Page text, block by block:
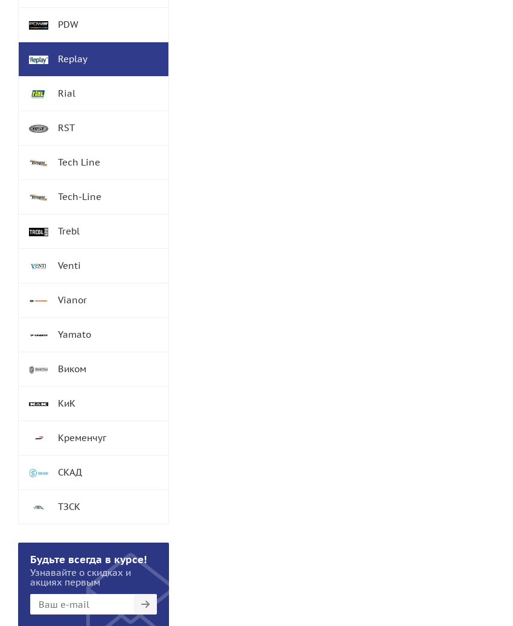
PDW
Replay
Rial
RST
Tech Line
Tech-Line
Trebl
Venti
Vianor
Yamato
Виком
КиК
Кременчуг
СКАД
ТЗСК
Будьте всегда в курсе!
Узнавайте о скидках и
акциях первым